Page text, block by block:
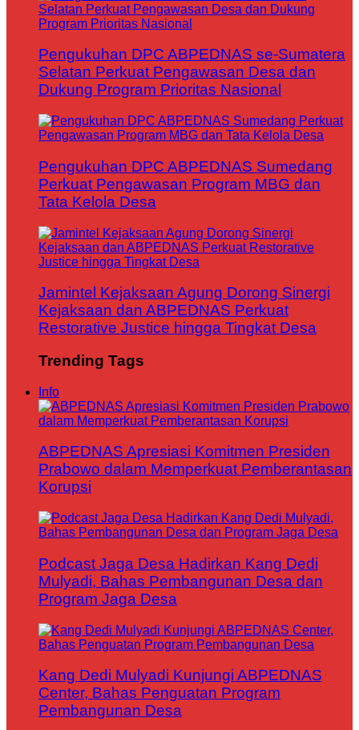
Pengukuhan DPC ABPEDNAS se-Sumatera
Selatan Perkuat Pengawasan Desa dan
Dukung Program Prioritas Nasional
Pengukuhan DPC ABPEDNAS Sumedang
Perkuat Pengawasan Program MBG dan
Tata Kelola Desa
Jamintel Kejaksaan Agung Dorong Sinergi
Kejaksaan dan ABPEDNAS Perkuat
Restorative Justice hingga Tingkat Desa
Trending Tags
Info
ABPEDNAS Apresiasi Komitmen Presiden
Prabowo dalam Memperkuat Pemberantasan
Korupsi
Podcast Jaga Desa Hadirkan Kang Dedi
Mulyadi, Bahas Pembangunan Desa dan
Program Jaga Desa
Kang Dedi Mulyadi Kunjungi ABPEDNAS
Center, Bahas Penguatan Program
Pembangunan Desa